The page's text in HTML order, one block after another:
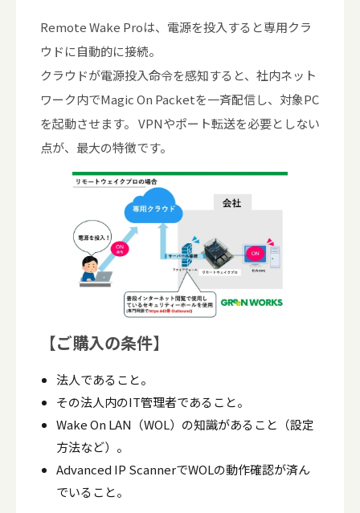
Remote Wake Proは、電源を投入すると専用クラ
ウドに自動的に接続。
クラウドが電源投入命令を感知すると、社内ネット
ワーク内でMagic On Packetを一斉配信し、対象PC
を起動させます。 VPNやポート転送を必要としない
点が、最大の特徴です。
【ご購入の条件】
法人であること。
その法人内のIT管理者であること。
Wake On LAN（WOL）の知識があること（設定
方法など）。
Advanced IP ScannerでWOLの動作確認が済ん
でいること。